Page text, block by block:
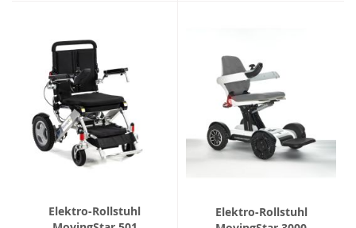
Elektro-Rollstuhl
Elektro-Rollstuhl